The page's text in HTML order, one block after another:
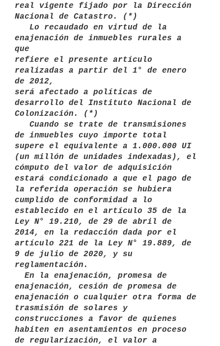
real vigente fijado por la Dirección
Nacional de Catastro. (*)
enajenación de inmuebles rurales a
que
refiere el presente artículo
realizadas a partir del 1° de enero
de 2012,
será afectado a políticas de
desarrollo del Instituto Nacional de
Colonización. (*)
de inmuebles cuyo importe total
supere el equivalente a 1.000.000 UI
(un millón de unidades indexadas), el
cómputo del valor de adquisición
estará condicionado a que el pago de
la referida operación se hubiera
cumplido de conformidad a lo
establecido en el artículo 35 de la
Ley N° 19.210, de 29 de abril de
2014, en la redacción dada por el
artículo 221 de la Ley N° 19.889, de
9 de julio de 2020, y su
reglamentación.
enajenación, cesión de promesa de
enajenación o cualquier otra forma de
trasmisión de solares y
construcciones a favor de quienes
habiten en asentamientos en proceso
de regularización, el valor a